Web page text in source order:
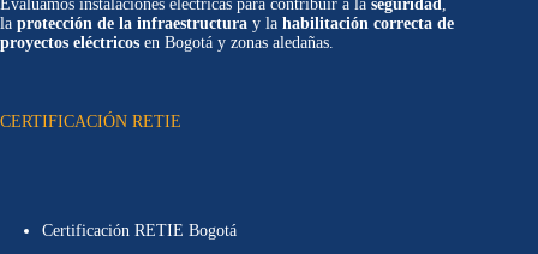
Evaluamos instalaciones eléctricas para contribuir a la seguridad
la protección de la infraestructura y la habilitación correcta de
proyectos eléctricos en Bogotá y zonas aledañas.
CERTIFICACIÓN RETIE
Certificación RETIE Bogotá